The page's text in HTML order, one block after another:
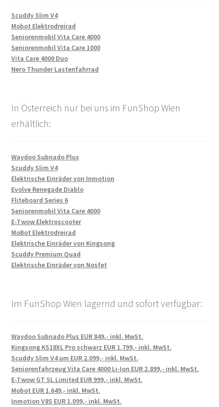
Scuddy Slim V4
Mobot Elektrodreirad
Seniorenmobil Vita Care 4000
Seniorenmobil Vita Care 1000
Vita Care 4000 Duo
Nero Thunder Lastenfahrrad
In Österreich nur bei uns im FunShop Wien
erhältlich:
Waydoo Subnado Plus
Scuddy Slim V4
Elektrische Einräder von Inmotion
Evolve Renegade Diablo
Fliteboard Series 6
Seniorenmobil Vita Care 4000
E-Twow Elektroscooter
MoBot Elektrodreirad
Elektrische Einräder von Kingsong
Scuddy Premium Quad
Elektrische Einräder von Nosfet
Im FunShop Wien lagernd und sofort verfügbar:
Waydoo Subnado Plus EUR 849,- inkl. MwSt.
Kingsong KS18XL Pro schwarz EUR 1.799,- inkl. MwSt.
Scuddy Slim V4 um EUR 2.099,- inkl. MwSt.
Seniorenfahrzeug Vita Care 4000 Li-Ion EUR 2.899,- inkl. MwSt.
E-Twow GT SL Limited EUR 999,- inkl. MwSt.
Mobot EUR 1.649,- inkl. MwSt.
Inmotion V8S EUR 1.099,- inkl. MwSt.